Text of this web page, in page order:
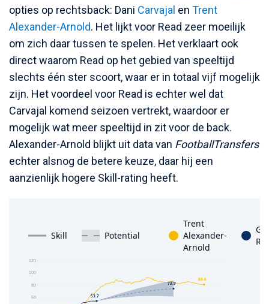
opties op rechtsback: Dani Carvajal en Trent
Alexander-Arnold. Het lijkt voor Read zeer moeilijk
om zich daar tussen te spelen. Het verklaart ook
direct waarom Read op het gebied van speeltijd
slechts één ster scoort, waar er in totaal vijf mogelijk
zijn. Het voordeel voor Read is echter wel dat
Carvajal komend seizoen vertrekt, waardoor er
mogelijk wat meer speeltijd in zit voor de back.
Alexander-Arnold blijkt uit data van FootballTransfers
echter alsnog de betere keuze, daar hij een
aanzienlijk hogere Skill-rating heeft.